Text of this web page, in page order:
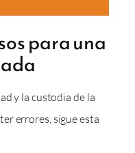
para una
y la custodia de la
errores, sigue esta